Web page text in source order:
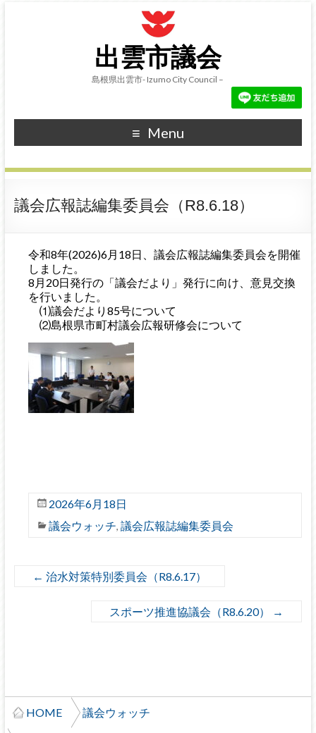
出雲市議会
島根県出雲市- Izumo City Council –
Menu
議会広報誌編集委員会（R8.6.18）
令和8年(2026)6月18日、議会広報誌編集委員会を開催
しました。
8月20日発行の「議会だより」発行に向け、意見交換
を行いました。
⑴議会だより85号について
⑵島根県市町村議会広報研修会について
2026年6月18日
議会ウォッチ, 議会広報誌編集委員会
← 治水対策特別委員会（R8.6.17）
スポーツ推進協議会（R8.6.20） →
HOME 議会ウォッチ